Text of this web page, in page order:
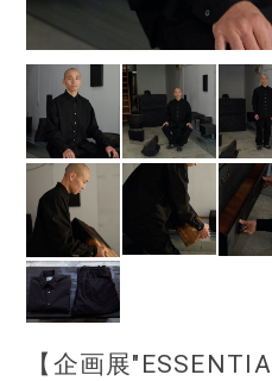
【企画展